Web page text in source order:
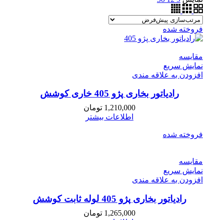
فروخته شده
مقايسه
نمایش سریع
افزودن به علاقه مندی
رادیاتور بخاری پژو 405 خاری کوشش
1,210,000 تومان
اطلاعات بیشتر
فروخته شده
مقايسه
نمایش سریع
افزودن به علاقه مندی
رادیاتور بخاری پژو 405 لوله ثابت کوشش
1,265,000 تومان